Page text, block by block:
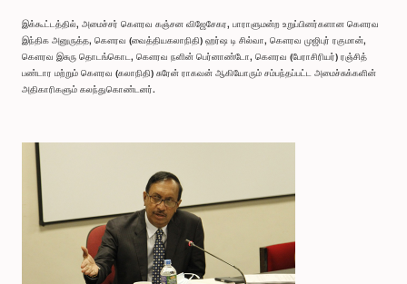
இக்கூட்டத்தில், அமைச்சர் கௌரவ கஞ்சன விஜேசேகர, பாராளுமன்ற உறுப்பினர்களான கௌரவ
இந்திக அனுருத்த, கௌரவ (வைத்தியகலாநிதி) ஹர்ஷ டி சில்வா, கௌரவ முஜிபுர் ரகுமான்,
கௌரவ இசுரு தொடங்கொட, கௌரவ நளின் பெர்னாண்டோ, கௌரவ (பேராசிரியர்) ரஞ்சித்
பண்டார மற்றும் கௌரவ (கலாநிதி) சுரேன் ராகவன் ஆகியோரும் சம்பந்தப்பட்ட அமைச்சுக்களின்
அதிகாரிகளும் கலந்துகொண்டனர்.